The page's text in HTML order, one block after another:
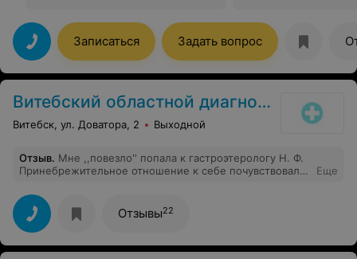
Записаться Задать вопрос
Витебский областной диагностический центр
Витебск, ул. Доватора, 2 Выходной
Отзыв. Мне ,,повезло'' попала к гастроэтерологу Н. Ф.
Принебрежительное отношение к себе почувствовала
лучше ничего не спрашивать и поскорее освободить
кабинет. Вот итог моего посещения платного врача.
Еще
Отзывы22